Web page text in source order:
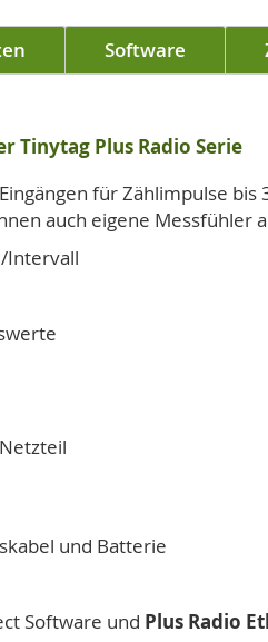
Software
Tinytag Plus Radio Serie
für Zählimpulse
auch eigene Messfühler
Intervall
und Batterie
Software und Plus Radio